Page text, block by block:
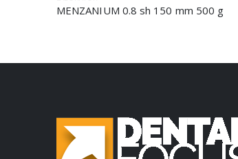
MENZANIUM 0.8 sh 150 mm 500 g